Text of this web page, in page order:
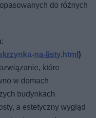
do różnych
na-listy.html)
które
w domach
budynkach
a estetyczny wygląd